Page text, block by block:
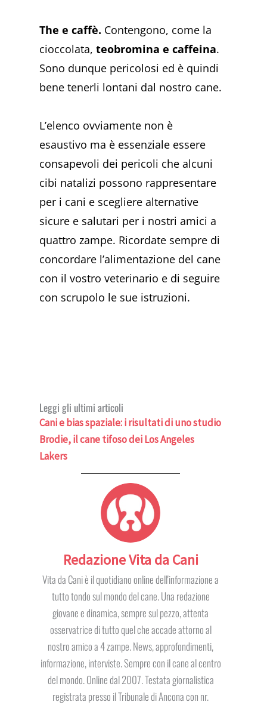
The e caffè. Contengono, come la
cioccolata,teobromina e caffeina.
Sono dunque pericolosi ed è quindi
bene tenerli lontani dal nostro cane.
L’elenco ovviamente non è
esaustivo ma è essenziale essere
consapevoli dei pericoli che alcuni
cibi natalizi possono rappresentare
per i cani e scegliere alternative
sicure e salutari per i nostri amici a
quattro zampe. Ricordate sempre di
concordare l’alimentazione del cane
con il vostro veterinario e di seguire
con scrupolo le sue istruzioni.
Leggi gli ultimi articoli
Cani e bias spaziale: i risultati di uno studio
Brodie, il cane tifoso dei Los Angeles
Lakers
Redazione Vita da Cani
Vita da Cani è il quotidiano online dell'informazione a
tutto tondo sul mondo del cane. Una redazione
giovane e dinamica, sempre sul pezzo, attenta
osservatrice di tutto quel che accade attorno al
nostro amico a 4 zampe. News, approfondimenti,
informazione, interviste. Sempre con il cane al centro
del mondo. Online dal 2007. Testata giornalistica
registrata presso il Tribunale di Ancona con nr.